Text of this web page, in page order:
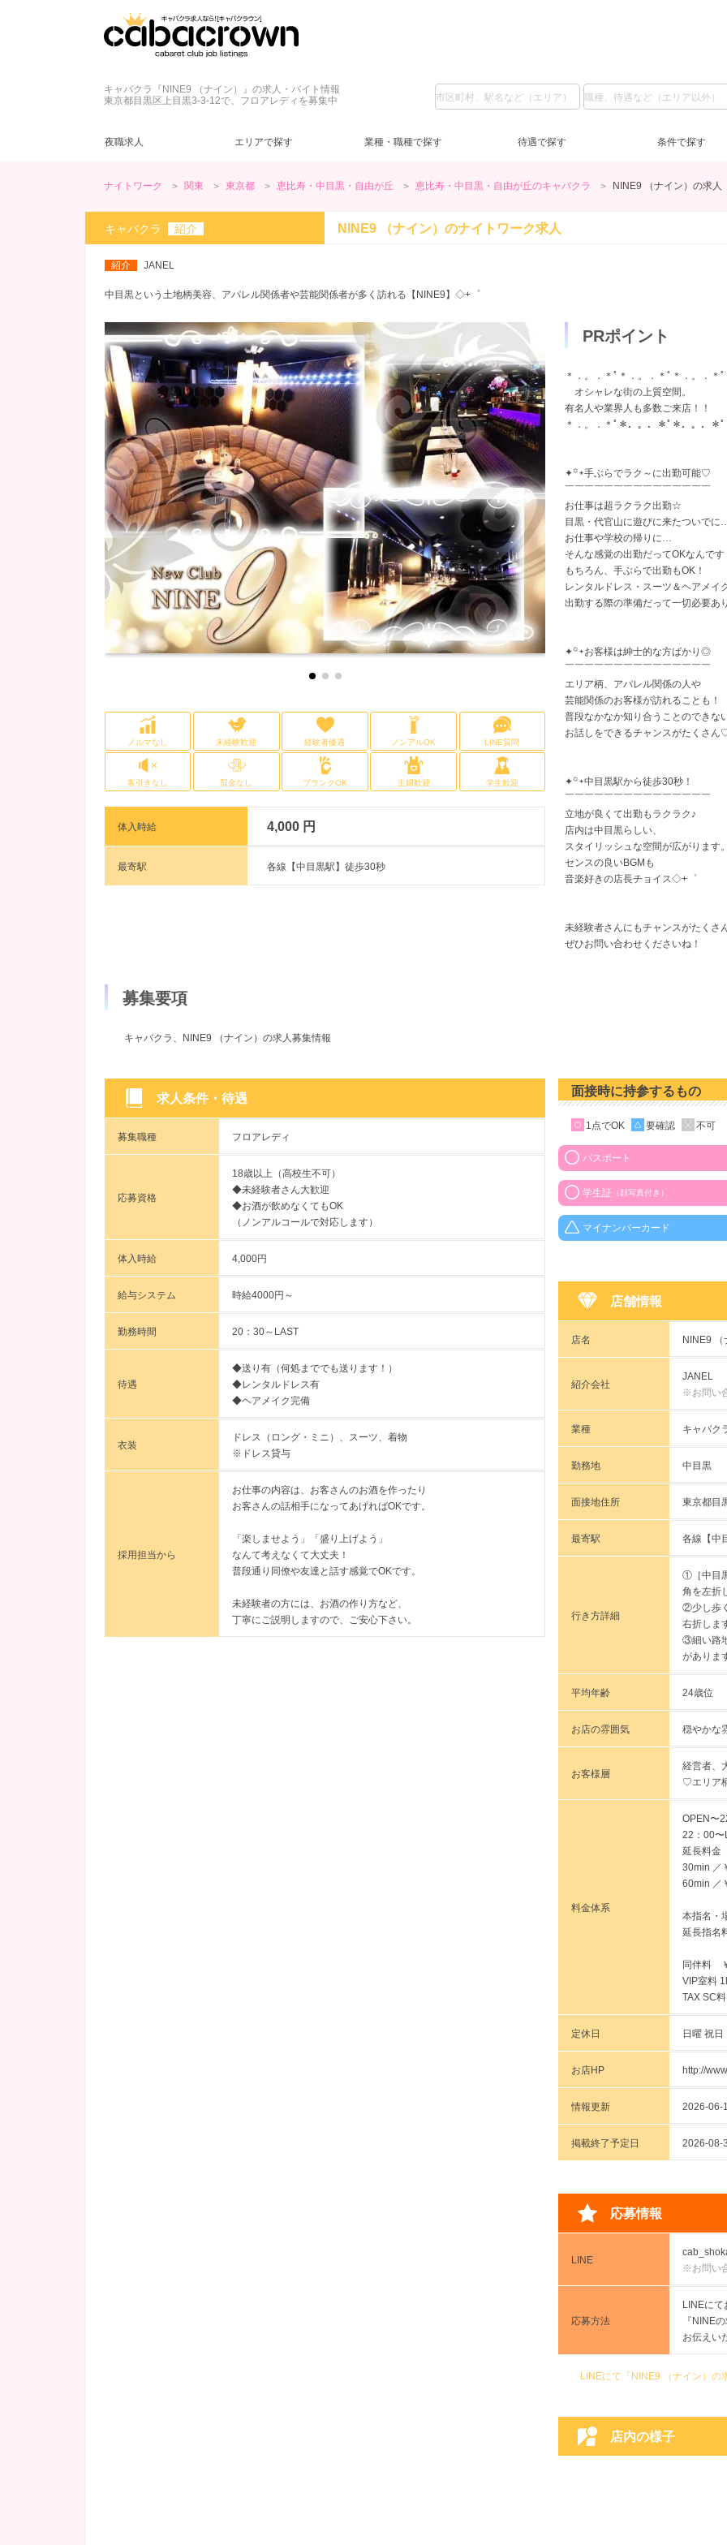
キャバクラ『NINE9 （ナイン）』の求人・バイト情報
東京都目黒区上目黒3-3-12で、フロアレディを募集中
夜職求人 エリアで探す
(42) 新宿・歌舞伎町 (4) 池袋 (2) 上
恵比寿・中目黒・自由が丘 (6)
神田・秋葉原 (3)
府中・調布・烏山 (1) 神奈川県 (5) (1)
川崎・溝の口 平塚
埼玉県 (4) (1)
所沢・飯能・狭山 (1) 越谷・草加 (2)
柏・松戸 船橋・市川・津田沼 (3)
業種・職種で探す
キャバクラ (45) クラブ (2) ガールズバー (6) ラウンジ (3) ス
カウンターレディ (7)
待遇で探す
ネイル自由 (6) 髪型自由 (9) LINE質問 (37) 日給1万円～ (2) 日
ヘアメ無料 (13) 送迎無料 (8) 交通費支給
ノルマなし (48)
今すぐ体入 (13) 週１～OK (18) 短期OK
NEWOPEN (5) 会員制 (2) 高級店 (6) 少人数のお店 (1)
ロッカー完備 (32) カラオケあり
条件で探す
(43) 制服 (5) 私服 (5) コスプレ (2) 服
夕方・夜【17～22時】 (59) 土曜営業 (59) 日曜営業
ナイトワーク 関東 東京都 恵比寿・中目黒・自由が丘 恵比寿・中目黒・自由が丘のキャバクラ NINE9 （ナイン）の求人
キャバクラ 紹介 NINE9 （ナイン）のナイトワーク求人
紹介 JANEL
中目黒という土地柄美容、アパレル関係者や芸能関係者が多く訪れる【NINE9】◇+゜
ノルマなし 未経験歓迎 経験者優遇 ノンアルOK LINE質問
客引きなし 罰金なし ブランクOK 主婦歓迎 学生歓迎
体入時給 4,000 円
最寄駅 各線【中目黒駅】徒歩30秒
PRポイント
＊．。．＊ﾟ＊．。．＊ﾟ＊．。．＊ﾟ
オシャレな街の上質空間。
有名人や業界人も多数ご来店！！
＊．。．＊ﾟ＊．。．＊ﾟ＊．。．＊ﾟ
✦꙳᛭手ぶらでラク～に出勤可能♡
￣￣￣￣￣￣￣￣￣￣￣￣￣￣￣
お仕事は超ラクラク出勤☆
目黒・代官山に遊びに来たついでに
お仕事や学校の帰りに…
そんな感覚の出勤だってOKなんです
もちろん、手ぶらで出勤もOK！
レンタルドレス・スーツ＆ヘアメイ
出勤する際の準備だって一切必要あ
✦꙳᛭お客様は紳士的な方ばかり◎
￣￣￣￣￣￣￣￣￣￣￣￣￣￣￣
エリア柄、アパレル関係の人や
芸能関係のお客様が訪れることも！
普段なかなか知り合うことのできな
お話しをできるチャンスがたくさん
✦꙳᛭中目黒駅から徒歩30秒！
￣￣￣￣￣￣￣￣￣￣￣￣￣￣￣
立地が良くて出勤もラクラク♪
店内は中目黒らしい、
スタイリッシュな空間が広がります。
センスの良いBGMも
音楽好きの店長チョイス◇+゜
未経験者さんにもチャンスがたくさ
ぜひお問い合わせくださいね！
募集要項
キャバクラ、NINE9 （ナイン）の求人募集情報
求人条件・待遇
募集職種 フロアレディ
応募資格
18歳以上（高校生不可）
◆未経験者さん大歓迎
◆お酒が飲めなくてもOK
（ノンアルコールで対応します）
体入時給 4,000円
給与システム 時給4000円～
勤務時間 20：30～LAST
待遇
◆送り有（何処まででも送ります！）
◆レンタルドレス有
◆ヘアメイク完備
衣装
ドレス（ロング・ミニ）、スーツ、着物
※ドレス貸与
採用担当から
お仕事の内容は、お客さんのお酒を作ったり
お客さんの話相手になってあげればOKです。
「楽しませよう」「盛り上げよう」
なんて考えなくて大丈夫！
普段通り同僚や友達と話す感覚でOKです。
未経験者の方には、お酒の作り方など、
丁寧にご説明しますので、ご安心下さい。
面接時に持参するもの
1点でOK 要確認 不可
パスポート
学生証 （顔写真付き）
マイナンバーカード
店舗情報
店名 NINE9 （
紹介会社
JANEL
※お問い
業種 キャバク
勤務地 中目黒
面接地住所 東京都目
最寄駅 各線【中
行き方詳細
①［中目
角を左折
②少し歩
右折しま
③細い路
がありま
平均年齢 24歳位
お店の雰囲気 穏やかな
お客様層
経営者、
♡エリア
料金体系
OPEN〜
22：00〜
延長料金
30min ／
60min ／
本指名・
延長指名
同伴料
VIP室料
TAX SC
定休日 日曜 祝日
お店HP http://
情報更新 2026-06-
掲載終了予定日 2026-08-
応募情報
LINE
※お問い
応募方法
LINEにて
『NINE
お伝えい
LINEにて「NINE9 （ナイン）の
店内の様子